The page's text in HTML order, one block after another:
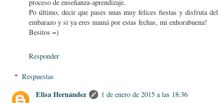
proceso de enseñanza-aprendizaje.
Po último, decir que pases unas muy felices fiestas y disfruta del
embarazo y si ya eres mamá por estas fechas, mi enhorabuena!
Besitos =)
Responder
Respuestas
Elisa Hernández
1 de enero de 2015 a las 18:36